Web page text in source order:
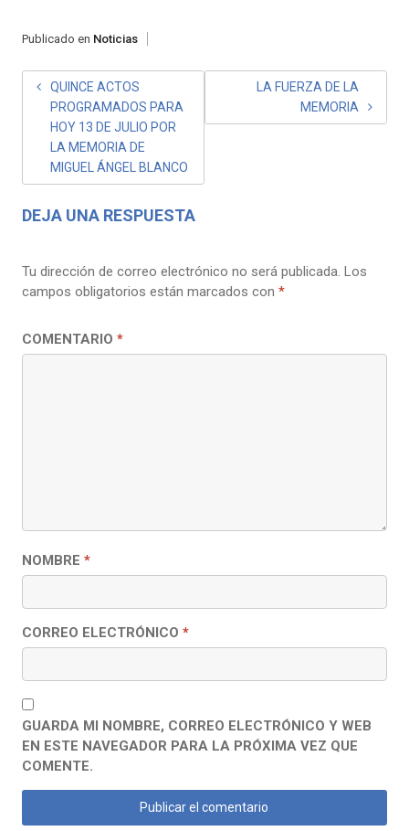
Publicado en Noticias
QUINCE ACTOS
PROGRAMADOS PARA
HOY 13 DE JULIO POR
LA MEMORIA DE
MIGUEL ÁNGEL BLANCO
LA FUERZA DE LA
MEMORIA
DEJA UNA RESPUESTA
Tu dirección de correo electrónico no será publicada. Los
campos obligatorios están marcados con *
COMENTARIO *
NOMBRE *
CORREO ELECTRÓNICO *
GUARDA MI NOMBRE, CORREO ELECTRÓNICO Y WEB
EN ESTE NAVEGADOR PARA LA PRÓXIMA VEZ QUE
COMENTE.